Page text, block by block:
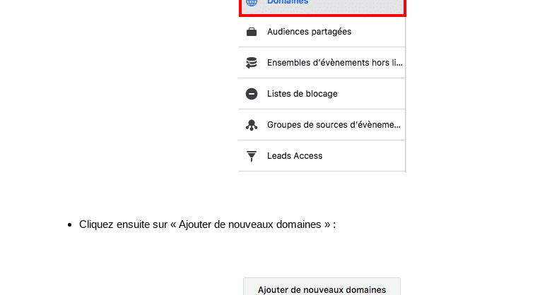
Cliquez ensuite sur « Ajouter de nouveaux domaines » :